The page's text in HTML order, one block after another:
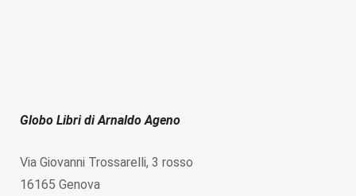
Globo Libri di Arnaldo Ageno
Via Giovanni Trossarelli, 3 rosso
16165 Genova